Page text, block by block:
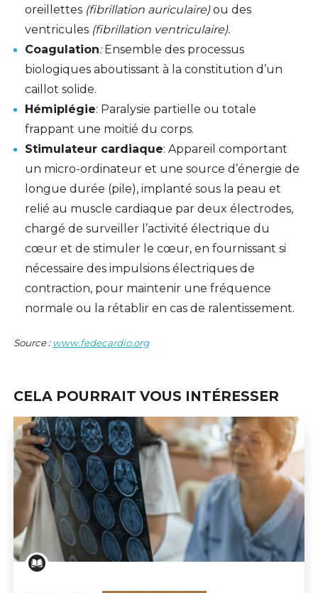
oreillettes (fibrillation auriculaire)ou des
ventricules (fibrillation ventriculaire).
Coagulation: Ensemble des processus
biologiques aboutissant à la constitution d’un
caillot solide.
Hémiplégie: Paralysie partielle ou totale
frappant une moitié du corps.
Stimulateur cardiaque: Appareil comportant
un micro-ordinateur et une source d’énergie de
longue durée (pile), implanté sous la peau et
relié au muscle cardiaque par deux électrodes,
chargé de surveiller l’activité électrique du
cœur et de stimuler le cœur, en fournissant si
nécessaire des impulsions électriques de
contraction, pour maintenir une fréquence
normale ou la rétablir en cas de ralentissement.
Source : www.fedecardio.org
CELA POURRAIT VOUS INTÉRESSER